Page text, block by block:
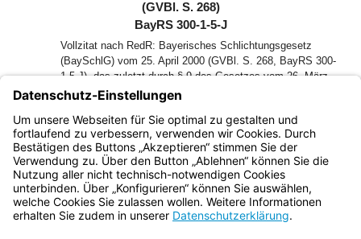
(GVBl. S. 268)
BayRS 300-1-5-J
Vollzitat nach RedR: Bayerisches Schlichtungsgesetz
(BaySchlG) vom 25. April 2000 (GVBl. S. 268, BayRS 300-
1-5-J), das zuletzt durch § 9 des Gesetzes vom 26. März
2026 (GVBl. S. 75) geändert worden ist
Der Landtag des Freistaates Bayern hat das folgende Gesetz
beschlossen, das hiermit bekannt gemacht wird:
Bayern.de
BayernPortal